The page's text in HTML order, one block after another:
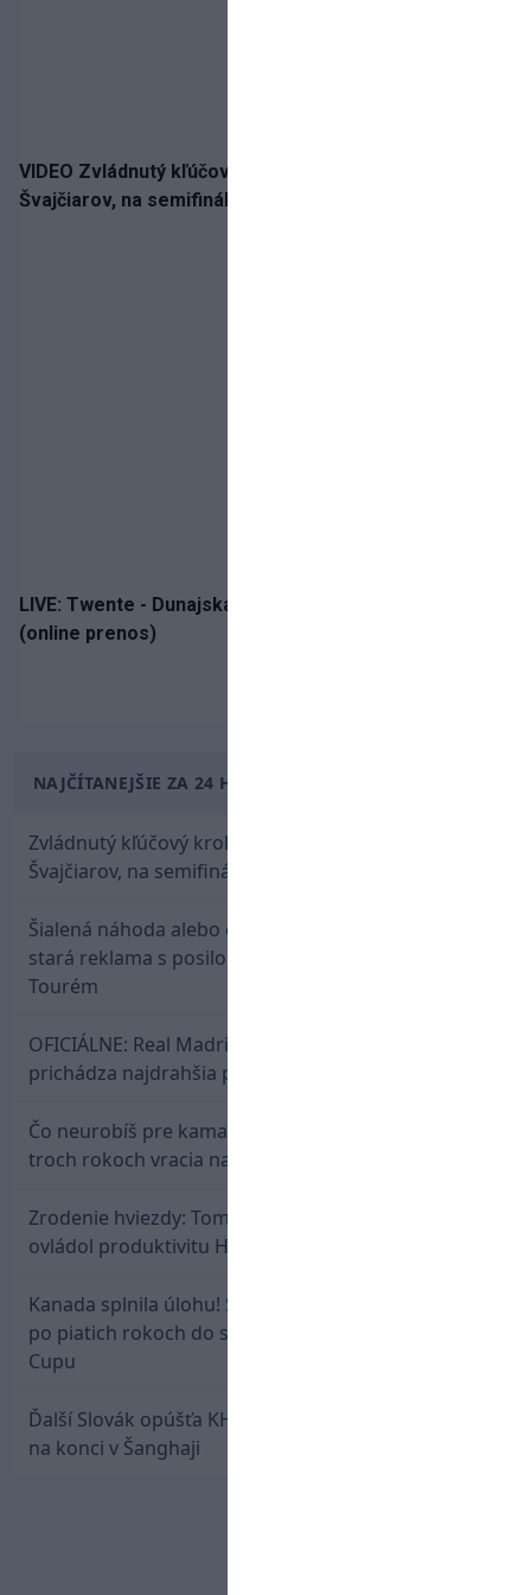
VIDEO Zvládnutý kľúčový krok! Osemnástka zdolala
Švajčiarov, na semifinále potrebuje pomoc favorita
LIVE: Twente - Dunajská Streda / Konferenčná liga
(online prenos)
NAJČÍTANEJŠIE ZA 24 HODÍN
Zvládnutý kľúčový krok! Osemnástka zdolala
Švajčiarov, na semifinále potrebuje pomoc favorita
Šialená náhoda alebo osud? Našla sa 11 rokov
stará reklama s posilou Slovana a trénerom
Tourém
OFICIÁLNE: Real Madrid rozbil bank. Z Lipska
prichádza najdrahšia posila v klubovej histórii
Čo neurobíš pre kamaráta! Marián Hossa sa po
troch rokoch vracia na ľad
Zrodenie hviezdy: Tomáš Selič zničil Švajčiarov a
ovládol produktivitu Hlinka Gretzky Cupu
Kanada splnila úlohu! Slovenská osemnástka mieri
po piatich rokoch do semifinále Hlinka Gretzky
Cupu
Ďalší Slovák opúšťa KHL. Patrik Rybár sa dohodol
na konci v Šanghaji